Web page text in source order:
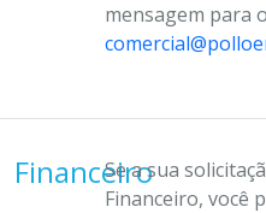
mensagem para
Financeiro
Se a sua
Financeiro, você